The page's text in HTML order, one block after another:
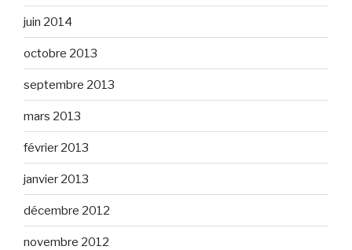
juin 2014
octobre 2013
septembre 2013
mars 2013
février 2013
janvier 2013
décembre 2012
novembre 2012